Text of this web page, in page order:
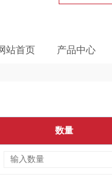
站首页 产品中心
数量